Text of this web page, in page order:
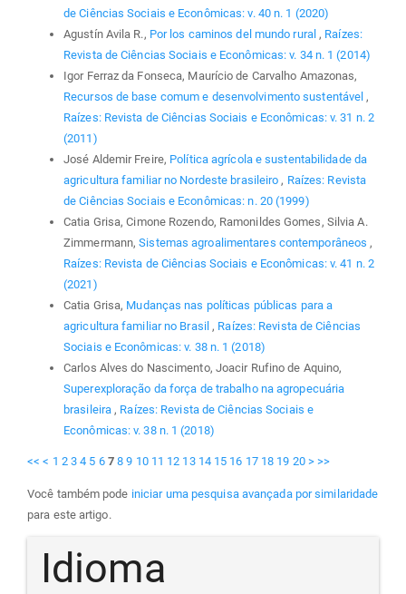
de Ciências Sociais e Econômicas: v. 40 n. 1 (2020)
Agustín Avila R., Por los caminos del mundo rural , Raízes:
Revista de Ciências Sociais e Econômicas: v. 34 n. 1 (2014)
Igor Ferraz da Fonseca, Maurício de Carvalho Amazonas,
Recursos de base comum e desenvolvimento sustentável ,
Raízes: Revista de Ciências Sociais e Econômicas: v. 31 n. 2
(2011)
José Aldemir Freire, Política agrícola e sustentabilidade da
agricultura familiar no Nordeste brasileiro , Raízes: Revista
de Ciências Sociais e Econômicas: n. 20 (1999)
Catia Grisa, Cimone Rozendo, Ramonildes Gomes, Silvia A.
Zimmermann,Sistemas agroalimentares contemporâneos ,
Raízes: Revista de Ciências Sociais e Econômicas: v. 41 n. 2
(2021)
Catia Grisa, Mudanças nas políticas públicas para a
agricultura familiar no Brasil , Raízes: Revista de Ciências
Sociais e Econômicas: v. 38 n. 1 (2018)
Carlos Alves do Nascimento, Joacir Rufino de Aquino,
Superexploração da força de trabalho na agropecuária
brasileira , Raízes: Revista de Ciências Sociais e
Econômicas: v. 38 n. 1 (2018)
<< < 1 2 3 4 5 6 7 8 9 10 11 12 13 14 15 16 17 18 19 20 > >>
Você também pode iniciar uma pesquisa avançada por similaridade
para este artigo.
Idioma